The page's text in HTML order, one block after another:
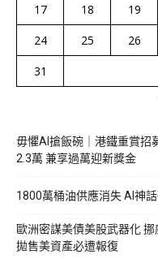
17
18 19
24
25 26
31
毋懼AI搶飯碗｜港鐵重賞招
2.3萬 兼享過萬迎新獎金
1800萬桶油供應消失 AI神
歐洲密謀美債美股武器化 挪
拋售美資產必遭報復